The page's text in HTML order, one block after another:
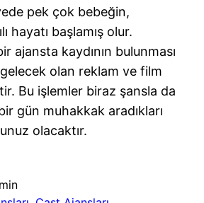
pek çok bebeğin,
hayatı başlamış olur.
ajansta kaydının bulunması
olan reklam ve film
Bu işlemler biraz şansla da
gün muhakkak aradıkları
olacaktır.